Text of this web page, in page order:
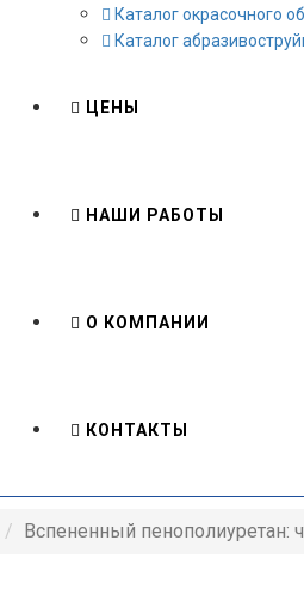
Каталог окрасочного
Каталог
ЦЕНЫ
НАШИ РАБОТЫ
О КОМПАНИИ
КОНТАКТЫ
Вспененный пенополиуретан: